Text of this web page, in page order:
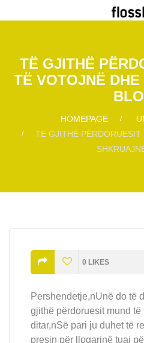
TË GJITHË
TË VOTOJNË
HOMEPAGE
TË GJITHË
0 LIKES
Pershendetje,nUnë do të
gjithë përdoruesit mund të
ditar,nSë pari ju duhet të
presin për llogarinë tuaj